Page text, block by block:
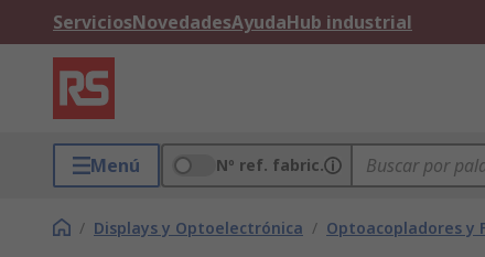
ServiciosNovedadesAyudaHub industrial
Menú Nº ref. fabric.
/ Displays y Optoelectrónica / Optoacopladores y